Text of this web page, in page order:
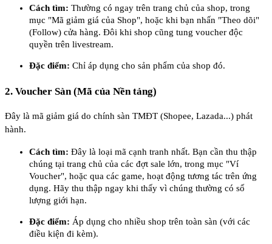
Cách tìm: Thường có ngay trên trang chủ của shop, trong
mục "Mã giảm giá của Shop", hoặc khi bạn nhấn "Theo dõi"
(Follow) cửa hàng. Đôi khi shop cũng tung voucher độc
quyền trên livestream.
Đặc điểm: Chỉ áp dụng cho sản phẩm của shop đó.
2. Voucher Sàn (Mã của Nền tảng)
Đây là mã giảm giá do chính sàn TMĐT (Shopee, Lazada...) phát
hành.
Cách tìm: Đây là loại mã cạnh tranh nhất. Bạn cần thu thập
chúng tại trang chủ của các đợt sale lớn, trong mục "Ví
Voucher", hoặc qua các game, hoạt động tương tác trên ứng
dụng. Hãy thu thập ngay khi thấy vì chúng thường có số
lượng giới hạn.
Đặc điểm: Áp dụng cho nhiều shop trên toàn sàn (với các
điều kiện đi kèm).